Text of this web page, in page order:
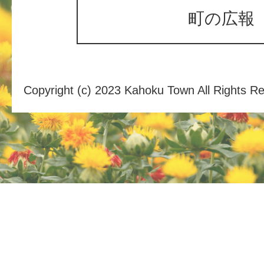
町の広報
Copyright (c) 2023 Kahoku Town All Rights